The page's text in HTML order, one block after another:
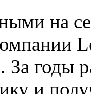
на
За годы
и